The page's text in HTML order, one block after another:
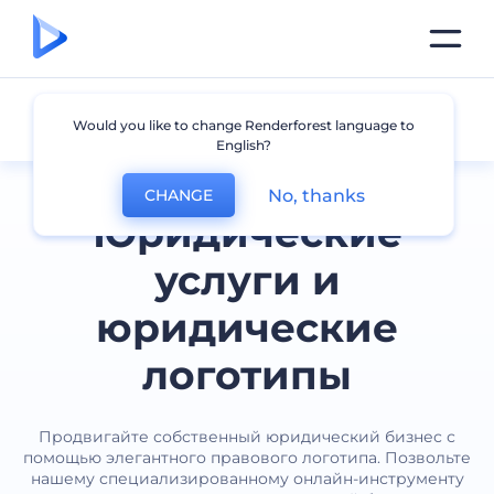
Юридические
услуги и
юридические
логотипы
Продвигайте собственный юридический бизнес с
помощью элегантного правового логотипа. Позвольте
нашему специализированному онлайн-инструменту
Закон
Would you like to change Renderforest language to
English?
CHANGE No, thanks